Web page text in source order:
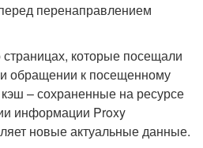
перенаправлением
которые посещали
обращении к посещенному
– сохраненные на ресурсе
информации Proxy
новые актуальные данные.